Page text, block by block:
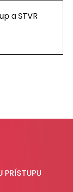
a STVR
PRÍSTUPU